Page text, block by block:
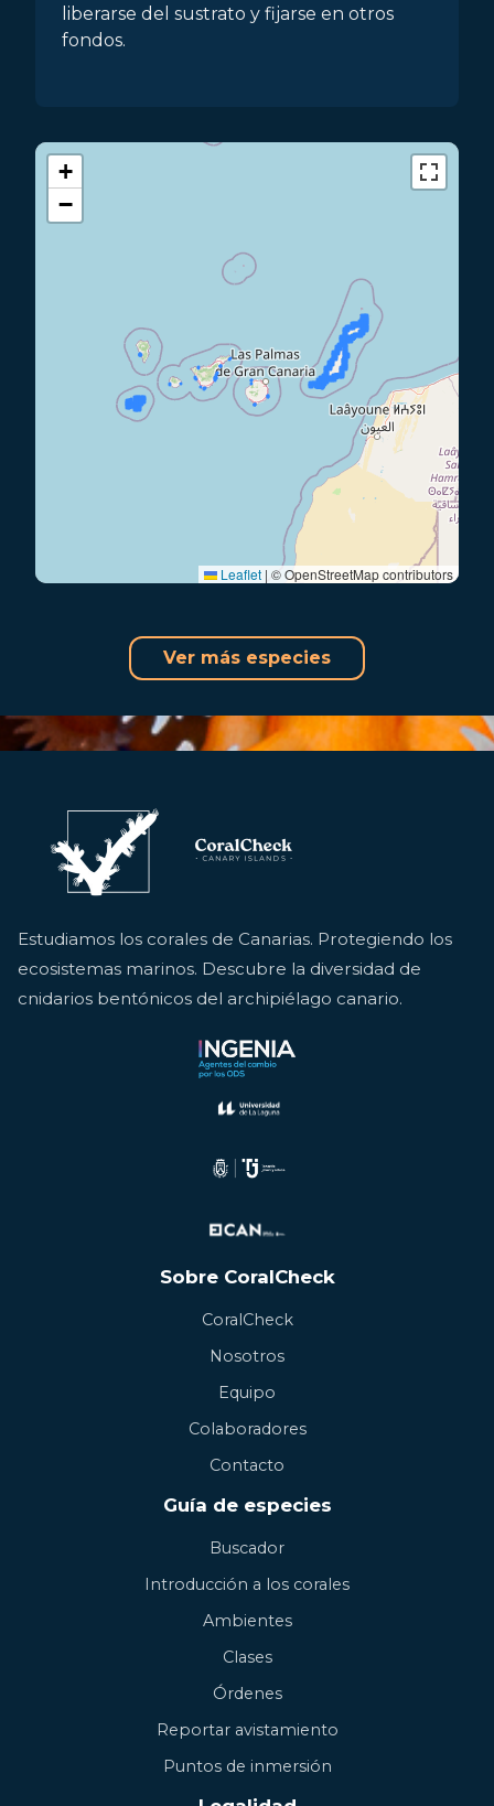
liberarse del sustrato y fijarse en otros
fondos.
+
−
Leaflet | © OpenStreetMap contributors
Ver más especies
Estudiamos los corales de Canarias. Protegiendo los
ecosistemas marinos. Descubre la diversidad de
cnidarios bentónicos del archipiélago canario.
Sobre CoralCheck
CoralCheck
Nosotros
Equipo
Colaboradores
Contacto
Guía de especies
Buscador
Introducción a los corales
Ambientes
Clases
Órdenes
Reportar avistamiento
Puntos de inmersión